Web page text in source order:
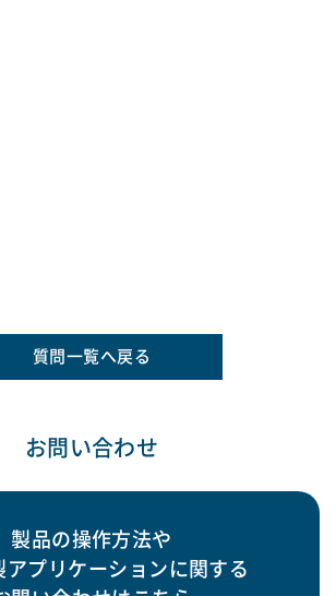
質問一覧へ戻る
お問い合わせ
製品の操作方法や
アプリケーションに関する